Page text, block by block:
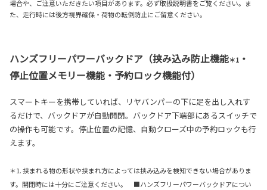
場合や、ご注意いただきたい項目があります。必ず取扱説明書をご覧ください。ま
た、走行時には後方視界確保・荷物の転倒防止にご留意ください。
ハンズフリーパワーバックドア（挟み込み防止機能＊1 ・
停止位置メモリー機能・予約ロック機能付）
スマートキーを携帯していれば、リヤバンパーの下に足を出し入れす
るだけで、バックドアが自動開閉。バックドア下端部にあるスイッチで
の操作も可能です。停止位置の記憶、自動クローズ中の予約ロックも行
えます。
＊1. 挟まれる物の形状や挟まれ方によっては挟み込みを検知できない場合がありま
す。開閉時には十分にご注意ください。 ■ハンズフリーパワーバックドアについ